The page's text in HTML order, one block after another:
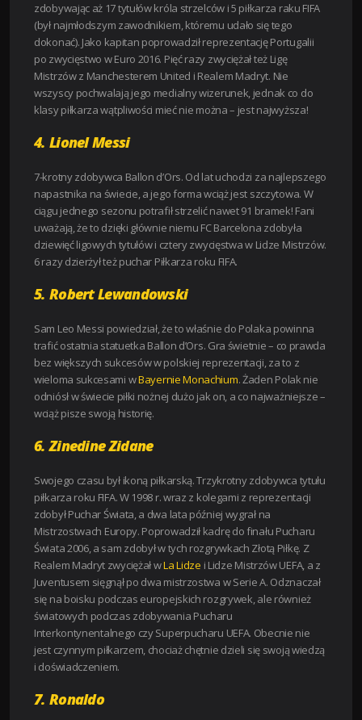
zdobywając aż 17 tytułów króla strzelców i 5 piłkarza raku FIFA
(był najmłodszym zawodnikiem, któremu udało się tego
dokonać). Jako kapitan poprowadził reprezentację Portugalii
po zwycięstwo w Euro 2016. Pięć razy zwyciężał też Ligę
Mistrzów z Manchesterem United i Realem Madryt. Nie
wszyscy pochwalają jego medialny wizerunek, jednak co do
klasy piłkarza wątpliwości mieć nie można – jest najwyższa!
4. Lionel Messi
7-krotny zdobywca Ballon d’Ors. Od lat uchodzi za najlepszego
napastnika na świecie, a jego forma wciąż jest szczytowa. W
ciągu jednego sezonu potrafił strzelić nawet 91 bramek! Fani
uważają, że to dzięki głównie niemu FC Barcelona zdobyła
dziewięć ligowych tytułów i cztery zwycięstwa w Lidze Mistrzów.
6 razy dzierżył też puchar Piłkarza roku FIFA.
5. Robert Lewandowski
Sam Leo Messi powiedział, że to właśnie do Polaka powinna
trafić ostatnia statuetka Ballon d’Ors. Gra świetnie – co prawda
bez większych sukcesów w polskiej reprezentacji, za to z
wieloma sukcesami wBayernie Monachium. Żaden Polak nie
odniósł w świecie piłki nożnej dużo jak on, a co najważniejsze –
wciąż pisze swoją historię.
6. Zinedine Zidane
Swojego czasu był ikoną piłkarską. Trzykrotny zdobywca tytułu
piłkarza roku FIFA. W 1998 r. wraz z kolegami z reprezentacji
zdobył Puchar Świata, a dwa lata później wygrał na
Mistrzostwach Europy. Poprowadził kadrę do finału Pucharu
Świata 2006, a sam zdobył w tych rozgrywkach Złotą Piłkę. Z
Realem Madryt zwyciężał wLa Lidze i Lidze Mistrzów UEFA, a z
Juventusem sięgnął po dwa mistrzostwa w Serie A. Odznaczał
się na boisku podczas europejskich rozgrywek, ale również
światowych podczas zdobywania Pucharu
Interkontynentalnego czy Superpucharu UEFA. Obecnie nie
jest czynnym piłkarzem, chociaż chętnie dzieli się swoją wiedzą
i doświadczeniem.
7. Ronaldo